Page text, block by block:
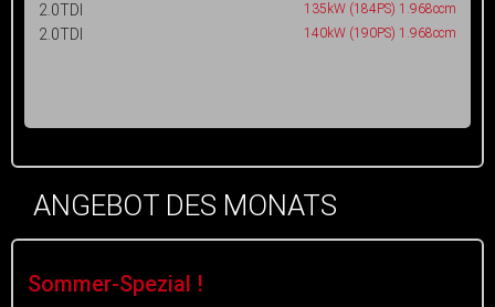
2.0TDI 135kW (184PS) 1.968ccm
2.0TDI 140kW (190PS) 1.968ccm
ANGEBOT DES MONATS
Sommer-Spezial !